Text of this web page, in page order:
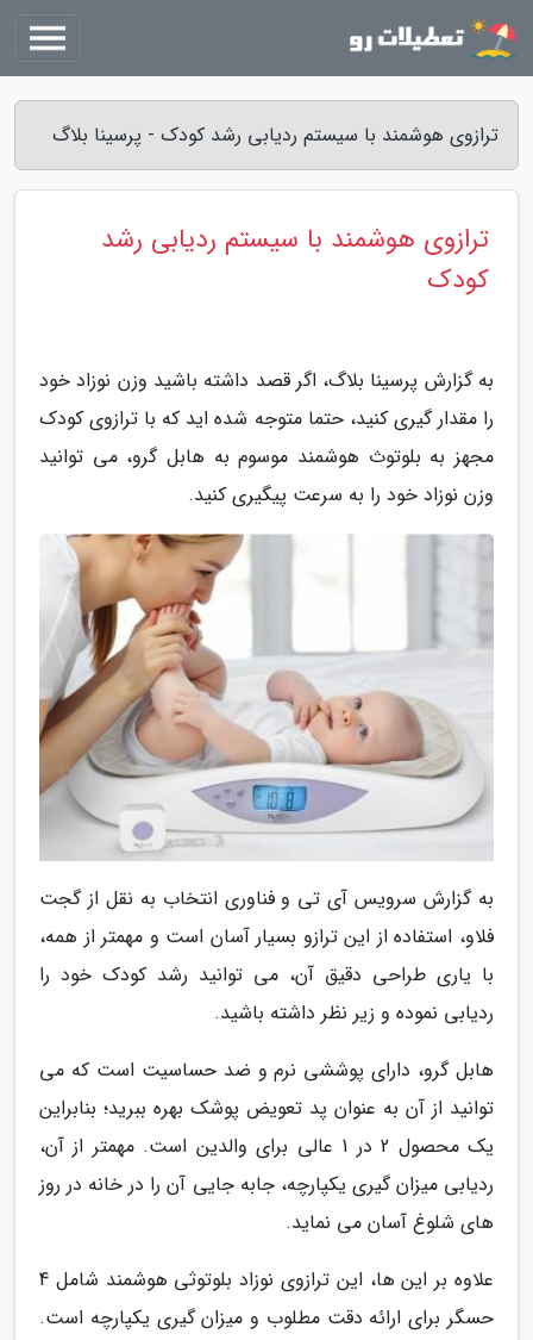
ترازوی هوشمند با سیستم ردیابی رشد کودک - پرسینا بلاگ
ترازوی هوشمند با سیستم ردیابی رشد
کودک
به گزارش پرسینا بلاگ، اگر قصد داشته باشید وزن نوزاد خود
را مقدار گیری کنید، حتما متوجه شده اید که با ترازوی کودک
مجهز به بلوتوث هوشمند موسوم به هابل گرو، می توانید
وزن نوزاد خود را به سرعت پیگیری کنید.
به گزارش سرویس آی تی و فناوری انتخاب به نقل از گجت
فلاو، استفاده از این ترازو بسیار آسان است و مهمتر از همه،
با یاری طراحی دقیق آن، می توانید رشد کودک خود را
ردیابی نموده و زیر نظر داشته باشید.
هابل گرو، دارای پوششی نرم و ضد حساسیت است که می
توانید از آن به عنوان پد تعویض پوشک بهره ببرید؛ بنابراین
یک محصول 2 در 1 عالی برای والدین است. مهمتر از آن،
ردیابی میزان گیری یکپارچه، جابه جایی آن را در خانه در روز
های شلوغ آسان می نماید.
علاوه بر این ها، این ترازوی نوزاد بلوتوثی هوشمند شامل 4
حسگر برای ارائه دقت مطلوب و میزان گیری یکپارچه است.